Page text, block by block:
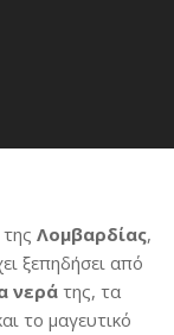
Λομβαρδίας,
ξεπηδήσει από
νεράτης, τα
το μαγευτικό